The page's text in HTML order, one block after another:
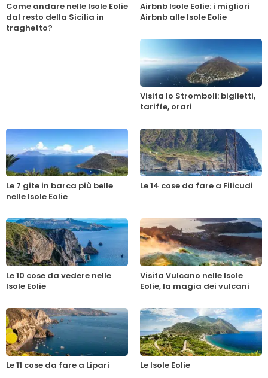
Come andare nelle Isole Eolie
dal resto della Sicilia in
traghetto?
Airbnb Isole Eolie: i migliori
Airbnb alle Isole Eolie
Visita lo Stromboli: biglietti,
tariffe, orari
Le 7 gite in barca più belle
nelle Isole Eolie
Le 14 cose da fare a Filicudi
Le 10 cose da vedere nelle
Isole Eolie
Visita Vulcano nelle Isole
Eolie, la magia dei vulcani
Le 11 cose da fare a Lipari Le Isole Eolie